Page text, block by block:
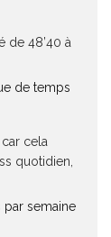
de 48’40 à
de temps
cela
quotidien,
par semaine